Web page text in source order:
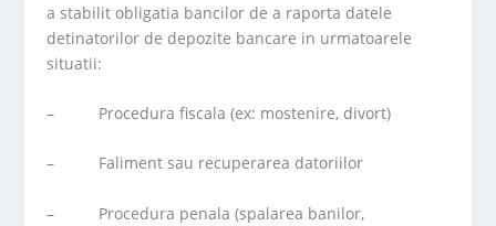
a stabilit obligatia bancilor de a raporta datele
detinatorilor de depozite bancare in urmatoarele
situatii:
– Procedura fiscala (ex: mostenire, divort)
– Faliment sau recuperarea datoriilor
– Procedura penala (spalarea banilor,